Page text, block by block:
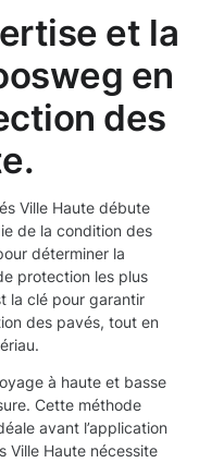
et la
en
des
Ville Haute débute
de la condition des
déterminer la
protection les plus
la clé pour garantir
des pavés, tout en
à haute et basse
Cette méthode
avant l’application
Ville Haute nécessite